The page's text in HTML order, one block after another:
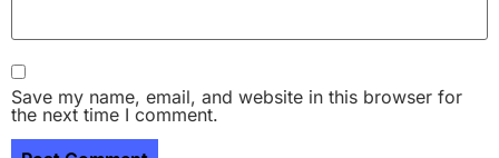
Save my name, email, and website in this browser for
the next time I comment.